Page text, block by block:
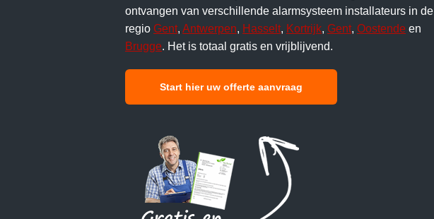
ontvangen van verschillende alarmsysteem installateurs in de
regio Gent, Antwerpen, Hasselt, Kortrijk, Gent, Oostende en
Brugge. Het is totaal gratis en vrijblijvend.
Start hier uw offerte aanvraag